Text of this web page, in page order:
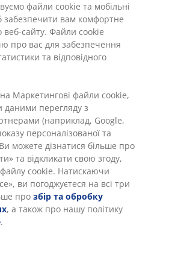
файли cookie та мобільні
забезпечити вам комфортне
веб-сайту. Файли cookie
про вас для забезпечення
та відповідного
Маркетингові файли cookie,
перегляду з
(наприклад, Google,
персоналізованої та
можете дізнатися більше про
та відкликати свою згоду,
cookie. Натискаючи
ви погоджуєтеся на всі три
про збір та обробку
, а також про нашу політику
.